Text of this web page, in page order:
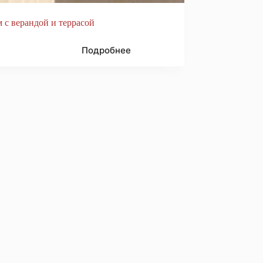
верандой и террасой
Подробнее